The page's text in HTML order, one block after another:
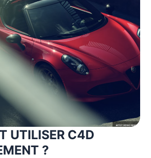
UTILISER C4D
?